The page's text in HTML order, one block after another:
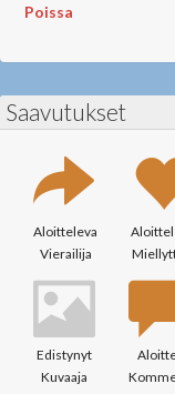
Poissa
Saavutukset
Aloitteleva
Vierailija
Edistynyt
Kuvaaja